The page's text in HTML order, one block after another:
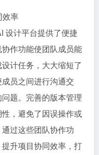
效率
设计平台提供了便捷
作功能使团队成员能
计任务，大大缩短了
员之间进行沟通交
题。完善的版本管理
，避免了因误操作或
过这些团队协作功
升项目协同效率，打